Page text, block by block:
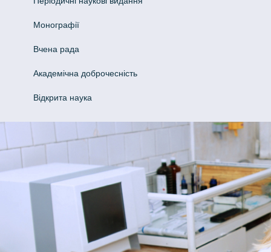
Монографії
Вчена рада
Академічна доброчесність
Відкрита наука